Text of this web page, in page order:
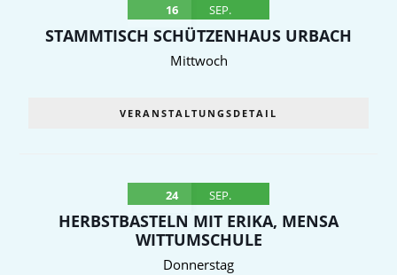
16 SEP.
STAMMTISCH SCHÜTZENHAUS URBACH
Mittwoch
VERANSTALTUNGSDETAIL
24 SEP.
HERBSTBASTELN MIT ERIKA, MENSA
WITTUMSCHULE
Donnerstag